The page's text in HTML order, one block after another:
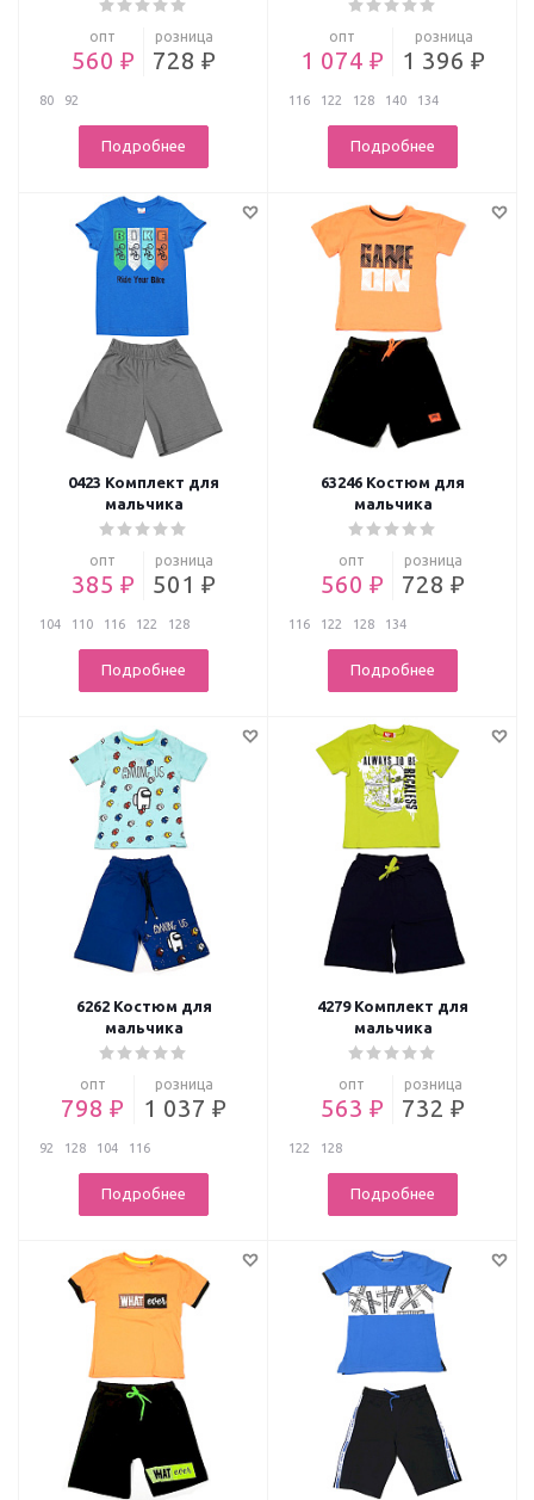
опт
560 ₽
розница
728 ₽
80 92
Подробнее
опт
1 074 ₽
розница
1 396 ₽
116 122 128 140 134
Подробнее
0423 Комплект для
мальчика
опт
385 ₽
розница
501 ₽
104 110 116 122 128
Подробнее
63246 Костюм для
мальчика
опт
560 ₽
розница
728 ₽
116 122 128 134
Подробнее
6262 Костюм для
мальчика
опт
798 ₽
розница
1 037 ₽
92 128 104 116
Подробнее
4279 Комплект для
мальчика
опт
563 ₽
розница
732 ₽
122 128
Подробнее